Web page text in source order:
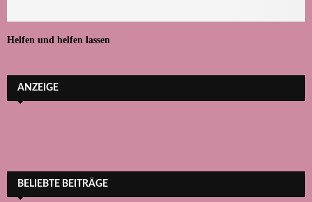
Helfen und helfen lassen
ANZEIGE
BELIEBTE BEITRÄGE